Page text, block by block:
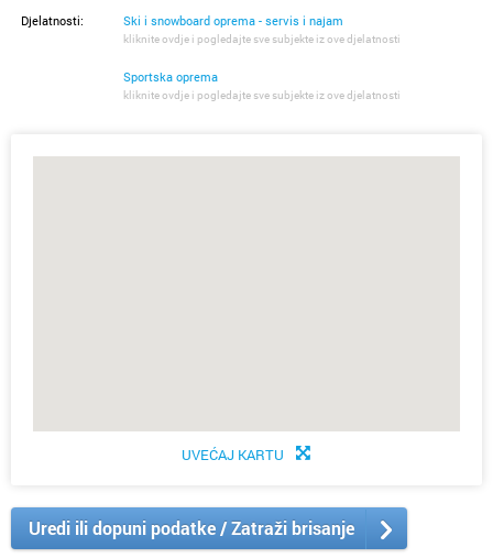
Djelatnosti: Ski i snowboard oprema - servis i najam
kliknite ovdje i pogledajte sve subjekte iz ove djelatnosti
Sportska oprema
kliknite ovdje i pogledajte sve subjekte iz ove djelatnosti
UVEĆAJ KARTU
Uredi ili dopuni podatke / Zatraži brisanje